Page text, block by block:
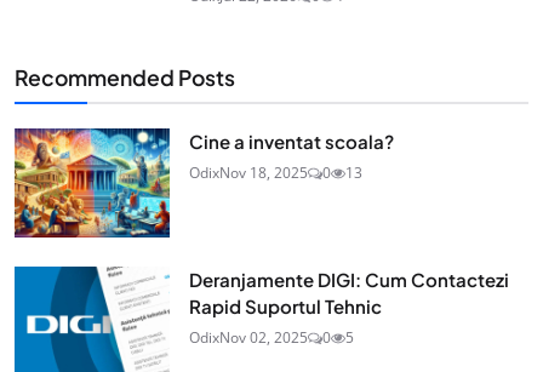
Recommended Posts
Cine a inventat scoala?
OdixNov 18, 2025 0 13
Deranjamente DIGI: Cum Contactezi
Rapid Suportul Tehnic
OdixNov 02, 2025 0 5